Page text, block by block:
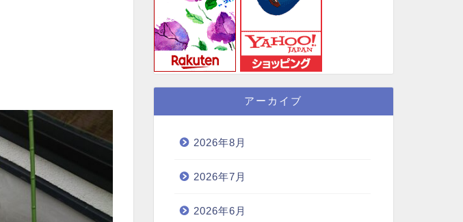
アーカイブ
2026年8月
2026年7月
2026年6月